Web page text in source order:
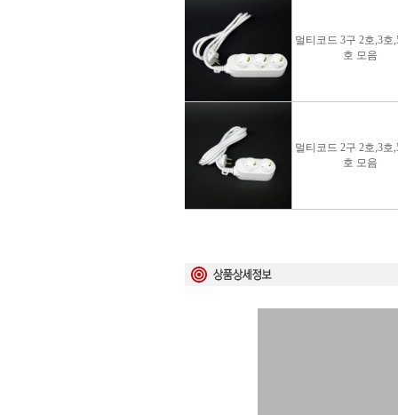
멀티코드 3구 2호,3호
호 모음
멀티코드 2구 2호,3호
호 모음